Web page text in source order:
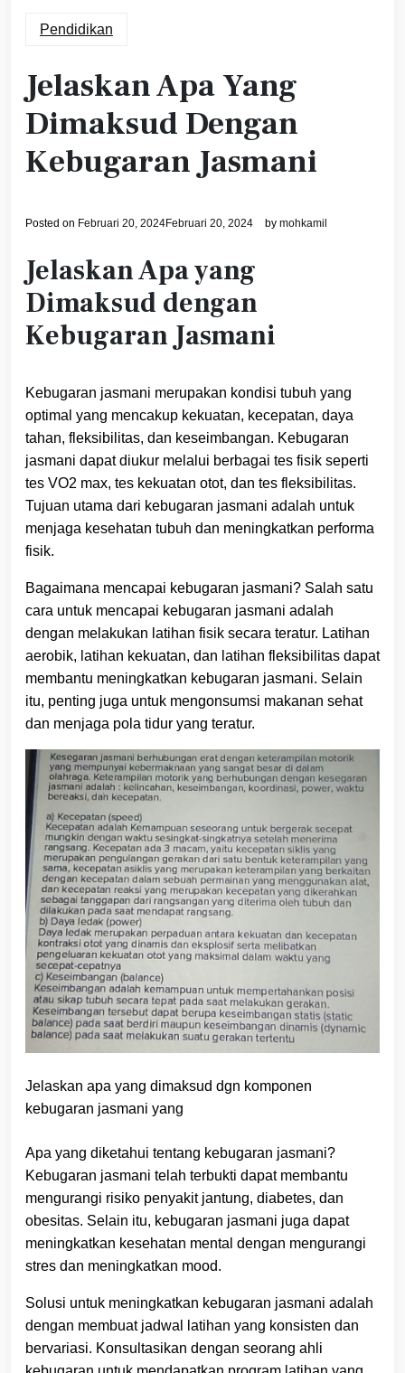
Pendidikan
Jelaskan Apa Yang
Dimaksud Dengan
Kebugaran Jasmani
Posted on Februari 20, 2024Februari 20, 2024 by mohkamil
Jelaskan Apa yang
Dimaksud dengan
Kebugaran Jasmani
Kebugaran jasmani merupakan kondisi tubuh yang
optimal yang mencakup kekuatan, kecepatan, daya
tahan, fleksibilitas, dan keseimbangan. Kebugaran
jasmani dapat diukur melalui berbagai tes fisik seperti
tes VO2 max, tes kekuatan otot, dan tes fleksibilitas.
Tujuan utama dari kebugaran jasmani adalah untuk
menjaga kesehatan tubuh dan meningkatkan performa
fisik.
Bagaimana mencapai kebugaran jasmani? Salah satu
cara untuk mencapai kebugaran jasmani adalah
dengan melakukan latihan fisik secara teratur. Latihan
aerobik, latihan kekuatan, dan latihan fleksibilitas dapat
membantu meningkatkan kebugaran jasmani. Selain
itu, penting juga untuk mengonsumsi makanan sehat
dan menjaga pola tidur yang teratur.
Jelaskan apa yang dimaksud dgn komponen
kebugaran jasmani yang
Apa yang diketahui tentang kebugaran jasmani?
Kebugaran jasmani telah terbukti dapat membantu
mengurangi risiko penyakit jantung, diabetes, dan
obesitas. Selain itu, kebugaran jasmani juga dapat
meningkatkan kesehatan mental dengan mengurangi
stres dan meningkatkan mood.
Solusi untuk meningkatkan kebugaran jasmani adalah
dengan membuat jadwal latihan yang konsisten dan
bervariasi. Konsultasikan dengan seorang ahli